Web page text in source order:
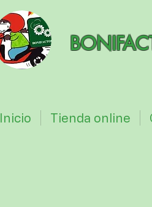
Inicio Tienda online